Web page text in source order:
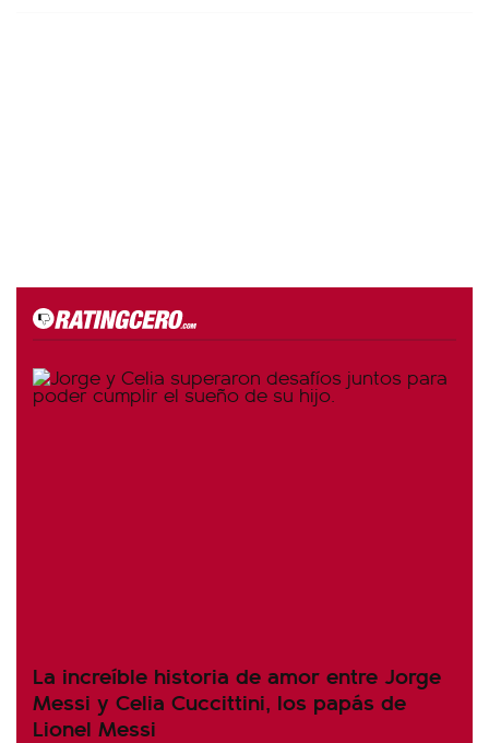
La increíble historia de amor entre Jorge
Messi y Celia Cuccittini, los papás de
Lionel Messi